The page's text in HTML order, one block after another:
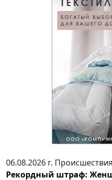
06.08.2026 г. Происшествия
Рекордный штраф: